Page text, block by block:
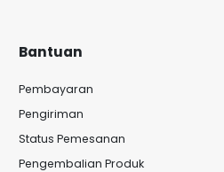
Bantuan
Pembayaran
Pengiriman
Status Pemesanan
Pengembalian Produk